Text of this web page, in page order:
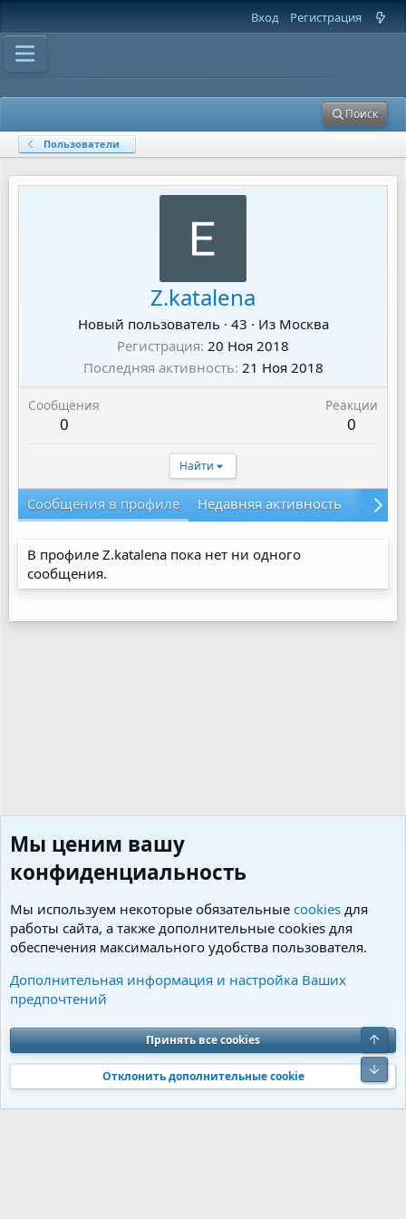
Вход Регистрация
Поиск
Пользователи
Z.katalena
Новый пользователь · 43 · Из Москва
Регистрация 20 Ноя 2018
Последняя активность 21 Ноя 2018
Сообщения
0
Реакции
0
Найти
Сообщения в профиле Недавняя активность
В профиле Z.katalena пока нет ни одного
сообщения.
Пользователи
Cookies Charm by DCom
Обратная связь
Условия и правила
Политика конфиденциальности
Помощь
S
S
Community platform by XenForo® © 2010-2026 XenForo Ltd. Перевод от
Jumuro®|Media embeds via s9e/MediaSites
Мы ценим вашу
конфиденциальность
Мы используем некоторые обязательные cookies для
работы сайта, а также дополнительные cookies для
обеспечения максимального удобства пользователя.
Дополнительная информация и настройка Ваших
предпочтений
Принять все cookies
Отклонить дополнительные cookie
Верх
Низ